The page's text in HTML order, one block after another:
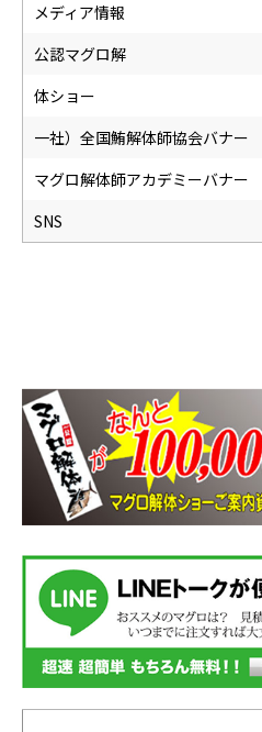
メディア情報
公認マグロ解
体ショー
一社）全国鮪解体師協会バナー
マグロ解体師アカデミーバナー
SNS